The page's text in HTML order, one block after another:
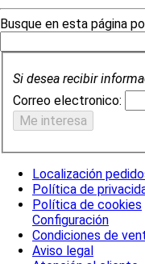
Busque en esta página
Si desea recibir
Correo electronico:
Localización
Política de
Política de cookies
Configuración
Condiciones de
Aviso legal